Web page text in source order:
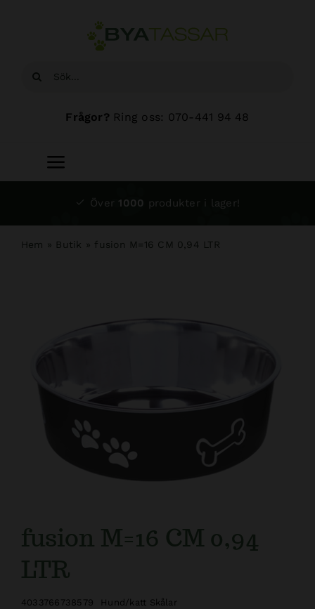
Sök
Frågor? Ring oss: 070-441 94 48
Toggle
Navigation
Över 1000 produkter i lager!
Hem » Butik » fusion M=16 CM 0,94 LTR
fusion M=16 CM 0,94
LTR
4033766738579 Hund/katt Skålar